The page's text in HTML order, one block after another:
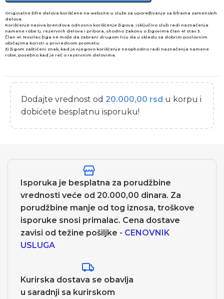
Originalne šifre delova korišćene na website-u služe za upoređivanje sa šiframa zamenskih
delova.
Korišćenje naziva brendova odnosno korišćenje žigova, isključivo služi radi naznačenja
namene robe tj. rezervnih delova i pribora, shodno Zakonu o žigovima član 41 stav 3.
Član 41. Nosilac žiga ne može da zabrani drugom licu da u skladu sa dobrim poslovnim
običajima koristi u privrednom prometu:
3) žigom zaštićeni znak, kad je njegovo korišćenje neophodno radi naznačenja namene
robe, posebno kad je reč o rezervnim delovima.
Dodajte vrednost od20.000,00 rsd u korpu i
dobićete besplatnu isporuku!
Isporuka je besplatna za porudžbine
vrednosti veće od 20.000,00 dinara. Za
porudžbine manje od tog iznosa, troškove
isporuke snosi primalac. Cena dostave
zavisi od težine pošiljke - CENOVNIK
USLUGA
Kurirska dostava se obavlja
u saradnji sa kurirskom